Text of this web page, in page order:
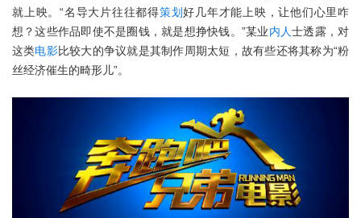
就上映。“名导大片往往都得策划好几年才能上映，让他们心里咋
想？这些作品即使不是圈钱，就是想挣快钱。”某业内人士透露，对
这类电影比较大的争议就是其制作周期太短，故有些还将其称为“粉
丝经济催生的畸形儿”。